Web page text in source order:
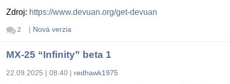
Zdroj: https://www.devuan.org/get-devuan
2 | Nová verzia
MX-25 “Infinity” beta 1
22.09.2025 | 08:40 | redhawk1975